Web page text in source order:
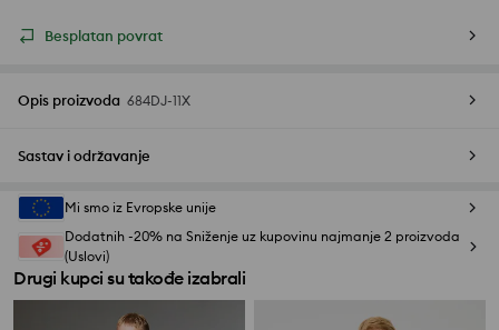
Besplatan povrat
Opis proizvoda 684DJ-11X
Sastav i održavanje
Mi smo iz Evropske unije
Dodatnih -20% na Sniženje uz kupovinu najmanje 2 proizvoda
(Uslovi)
Drugi kupci su takođe izabrali